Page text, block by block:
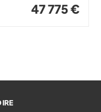
47 775 €